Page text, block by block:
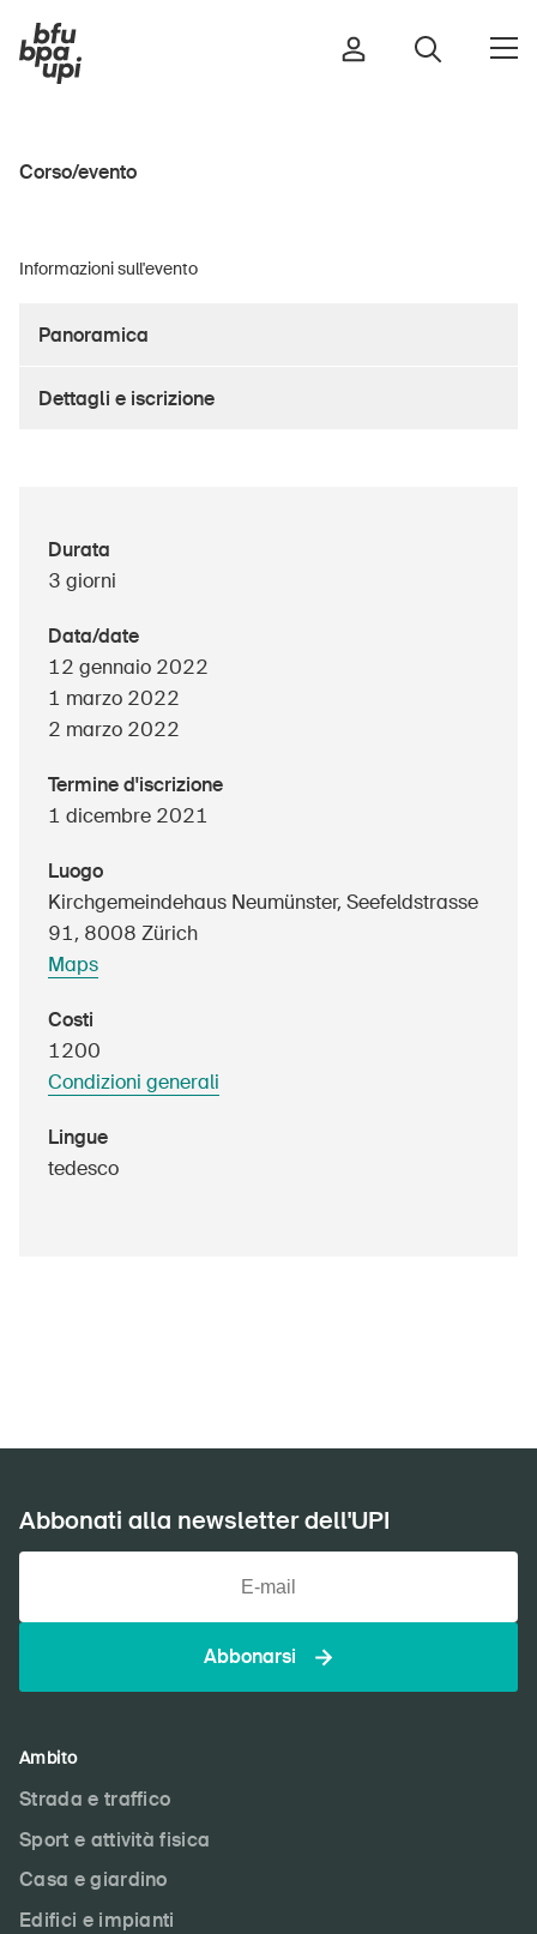
Casa e giardino
UPI – chi siamo
Politica
Sinus Plus
Campagne
Posti vacanti
Corsi ed eventi
Prodotti sicuri
Approfondimenti giuridici
Delegate e delegati alla sicurezza e Comuni
Corso/evento
Informazioni sull'evento
Panoramica
Dettagli e iscrizione
Durata
3 giorni
Data/date
12 gennaio 2022
1 marzo 2022
2 marzo 2022
Termine d'iscrizione
1 dicembre 2021
Luogo
Kirchgemeindehaus Neumünster, Seefeldstrasse
91, 8008 Zürich
Maps
Costi
1200
Condizioni generali
Lingue
tedesco
Abbonati alla newsletter dell'UPI
Abbonarsi
Ambito
Strada e traffico
Sport e attività fisica
Casa e giardino
Edifici e impianti